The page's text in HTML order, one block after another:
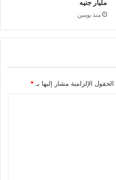
مليار جنيه
منذ يومين
الحقول الإلزامية مشار إليها بـ *